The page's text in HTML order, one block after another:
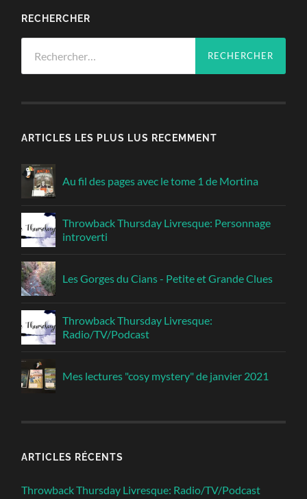
RECHERCHER
ARTICLES LES PLUS LUS RECEMMENT
Au fil des pages avec le tome 1 de Mortina
Throwback Thursday Livresque: Personnage
introverti
Les Gorges du Cians - Petite et Grande Clues
Throwback Thursday Livresque:
Radio/TV/Podcast
Mes lectures "cosy mystery" de janvier 2021
ARTICLES RÉCENTS
Throwback Thursday Livresque: Radio/TV/Podcast